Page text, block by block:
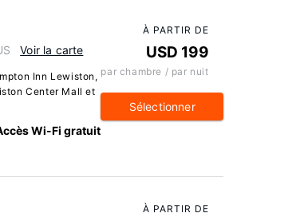
Voir la carte
Inn Lewiston,
Center Mall et
Wi-Fi gratuit
À PARTIR DE
USD 199
par chambre / par nuit
Sélectionner
À PARTIR DE